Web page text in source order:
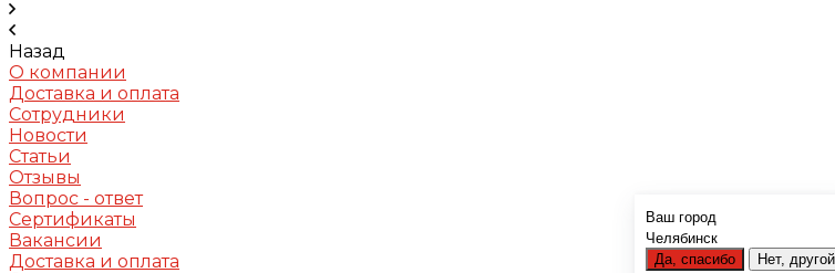
Назад
О компании
Доставка и оплата
Сотрудники
Новости
Статьи
Отзывы
Вопрос - ответ
Сертификаты
Вакансии
Доставка и оплата
Ваш город
Челябинск
Да, спасибо Нет, другой